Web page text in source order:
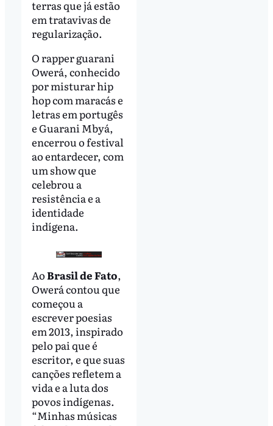
terras que já estão
em tratavivas de
regularização.
O rapper guarani
Owerá, conhecido
por misturar hip
hop com maracás e
letras em portugês
e Guarani Mbyá,
encerrou o festival
ao entardecer, com
um show que
celebrou a
resistência e a
identidade
indígena.
AoBrasil de Fato,
Owerá contou que
começou a
escrever poesias
em 2013, inspirado
pelo pai que é
escritor, e que suas
canções refletem a
vida e a luta dos
povos indígenas.
“Minhas músicas